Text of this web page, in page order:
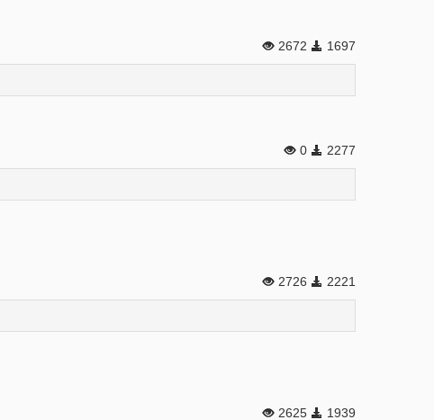
2672 1697
0 2277
2726 2221
2625 1939